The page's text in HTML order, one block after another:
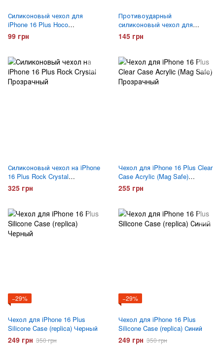
Силиконовый чехол для
iPhone 16 Plus Hoco
ультратонкий Прозрачный
99 грн
Противоударный
силиконовый чехол для
iPhone 16 Plus Gelius Proof
Прозрачный
145 грн
Силиконовый чехол на iPhone
16 Plus Rock Crystal
Прозрачный
325 грн
Чехол для iPhone 16 Plus Clear
Case Acrylic (Mag Safe)
Прозрачный
255 грн
−29%
Чехол для iPhone 16 Plus
Silicone Case (replica) Черный
249 грн 350 грн
−29%
Чехол для iPhone 16 Plus
Silicone Case (replica) Синий
249 грн 350 грн